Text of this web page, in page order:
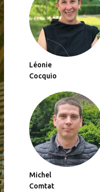
Léonie
Cocquio
Michel
Comtat